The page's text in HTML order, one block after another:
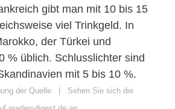
gibt man mit 10 bis 15
viel Trinkgeld. In
der Türkei und
% üblich. Schlusslichter sind
mit 5 bis 10 %.
der Quelle
Sehen Sie sich die